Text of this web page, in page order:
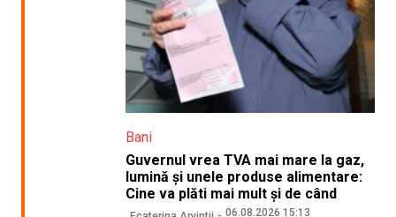
Bani
Guvernul vrea TVA mai mare la gaz,
lumină și unele produse alimentare:
Cine va plăti mai mult și de când
06.08.2026 15:13